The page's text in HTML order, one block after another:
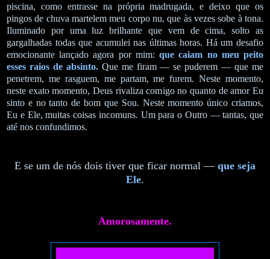
piscina, como entrasse na própria madrugada, e deixo que os
pingos de chuva martelem meu corpo nu, que às vezes sobe à tona.
Iluminado por uma luz brilhante que vem de cima, solto as
gargalhadas todas que acumulei nas últimas horas. Há um desafio
emocionante lançado agora por mim:que caiam no meu peito
esses raios de absinto.Que me firam — se puderem — que me
penetrem, me rasguem, me partam, me furem. Neste momento,
neste exato momento, Deus rivaliza comigo no quanto de amor Eu
sinto e no tanto de bom que Sou. Neste momento único criamos,
Eu e Ele, muitas coisas incomuns. Um para o Outro — tantas, que
até nos confundimos.
E se um de nós dois tiver que ficar normal — que seja
Ele.
Amorosamente.